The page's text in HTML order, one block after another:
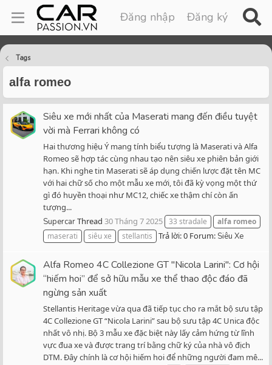
Đăng nhập Đăng ký
Tags
alfa romeo
Siêu xe mới nhất của Maserati mang đến điều tuyệt
vời mà Ferrari không có
Hai thương hiệu Ý mang tính biểu tượng là Maserati và Alfa
Romeo sẽ hợp tác cùng nhau tạo nên siêu xe phiên bản giới
hạn. Khi nghe tin Maserati sẽ áp dụng chiến lược đặt tên MC
với hai chữ số cho một mẫu xe mới, tôi đã kỳ vọng một thứ
gì đó huyền thoại như MC12, chiếc xe thậm chí còn ấn
tượng...
SupercarThread 30 Tháng 7 2025 33 stradale alfa romeo
maserati
siêu xe stellantis Trả lời: 0 Forum: Siêu Xe
Alfa Romeo 4C Collezione GT "Nicola Larini": Cơ hội
“hiếm hoi” để sở hữu mẫu xe thể thao độc đáo đã
ngừng sản xuất
Stellantis Heritage vừa qua đã tiếp tục cho ra mắt bộ sưu tập
4C Collezione GT “Nicola Larini” sau bộ sưu tập 4C Unica độc
nhất vô nhị. Bộ 3 mẫu xe đặc biệt này lấy cảm hứng từ lĩnh
vực đua xe và được trang trí bằng chữ ký của nhà vô địch
DTM. Đây chính là cơ hội hiếm hoi để những người đam mê...